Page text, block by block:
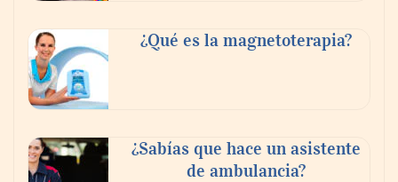
Reforestando con el Corazón regresa a
Sierra de Guadalupe
¿Qué es la magnetoterapia?
¿Sabías que hace un asistente
de ambulancia?